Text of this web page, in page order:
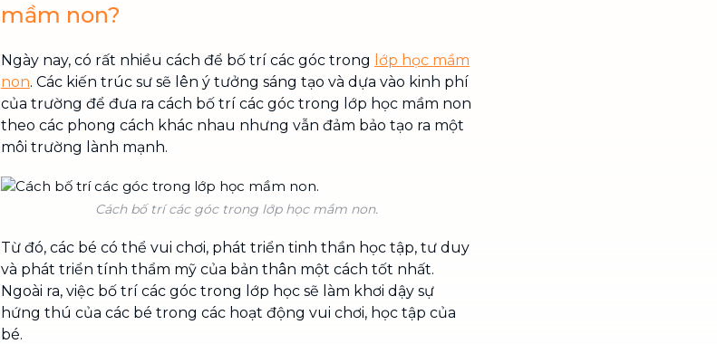
mầm non?
Ngày nay, có rất nhiều cách để bố trí các góc trong lớp học mầm
non. Các kiến trúc sư sẽ lên ý tưởng sáng tạo và dựa vào kinh phí
của trường để đưa ra cách bố trí các góc trong lớp học mầm non
theo các phong cách khác nhau nhưng vẫn đảm bảo tạo ra một
môi trường lành mạnh.
Cách bố trí các góc trong lớp học mầm non.
Từ đó, các bé có thể vui chơi, phát triển tinh thần học tập, tư duy
và phát triển tính thẩm mỹ của bản thân một cách tốt nhất.
Ngoài ra, việc bố trí các góc trong lớp học sẽ làm khơi dậy sự
hứng thú của các bé trong các hoạt động vui chơi, học tập của
bé.